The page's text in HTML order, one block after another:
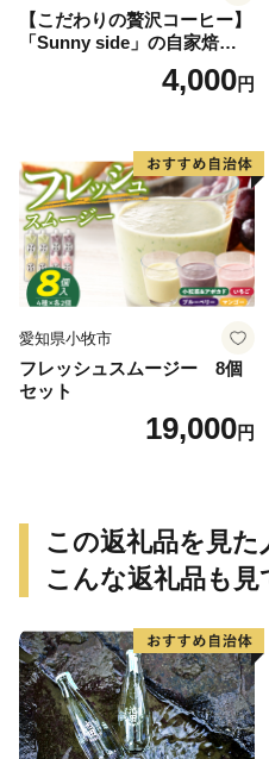
【こだわりの贅沢コーヒー】
「Sunny side」の自家焙煎珈
琲ストロングブレンド（100
4,000円
愛知県小牧市
フレッシュスムージー 8個
セット
19,000円
この返礼品を見た
こんな返礼品も見